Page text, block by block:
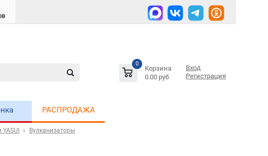
0
Корзина
0.00 руб
Вход
Регистрация
РАСПРОДАЖА
Вулканизаторы